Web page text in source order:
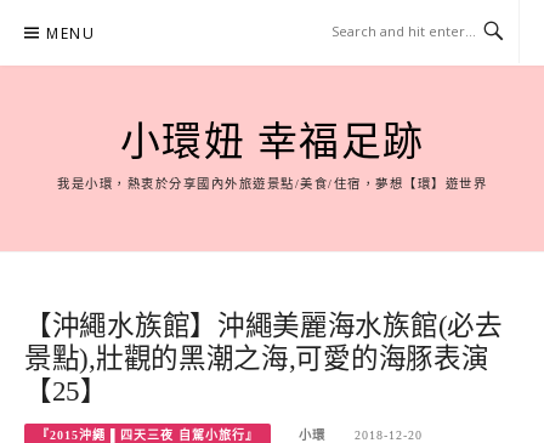
content
MENU
小環妞 幸福足跡
我是小環，熱衷於分享國內外旅遊景點/美食/住宿，夢想【環】遊世界
【沖繩水族館】沖繩美麗海水族館(必去
景點),壯觀的黑潮之海,可愛的海豚表演
【25】
『2015沖繩 ▌四天三夜 自駕小旅行』 小環 2018-12-20